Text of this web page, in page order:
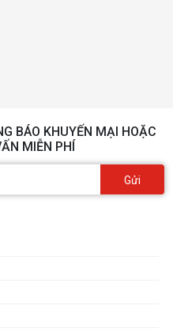
BÁO KHUYẾN MẠI HOẶC
MIỄN PHÍ
Gửi